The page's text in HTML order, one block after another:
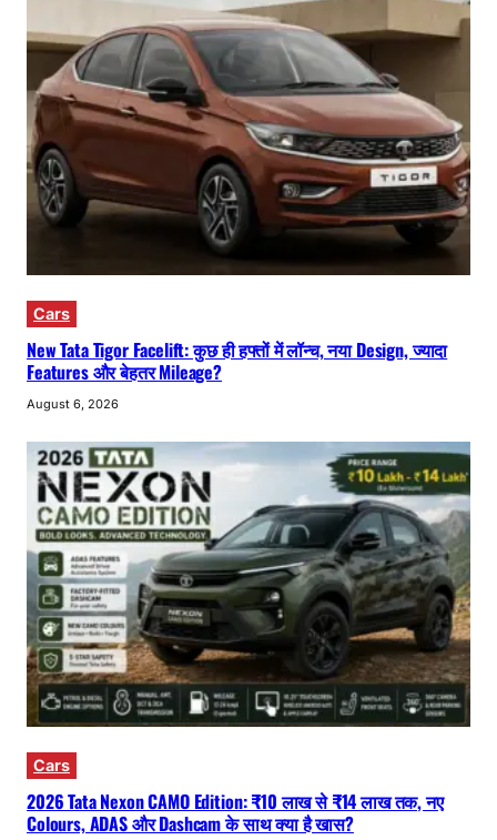
Cars
New Tata Tigor Facelift: कुछ ही हफ्तों में लॉन्च, नया Design, ज्यादा
Features और बेहतर Mileage?
August 6, 2026
Cars
2026 Tata Nexon CAMO Edition: ₹10 लाख से ₹14 लाख तक, नए
Colours, ADAS और Dashcam के साथ क्या है खास?